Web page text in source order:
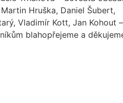
Hruška, Daniel Šubert,
Vladimír Kott, Jan Kohout –
blahopřejeme a